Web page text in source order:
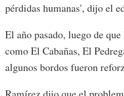
pérdidas humanas', dijo el
El año pasado, luego de
como El Cabañas, El
algunos bordos fueron